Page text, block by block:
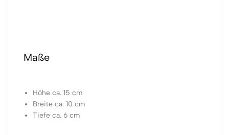
Maße
Höhe ca. 15 cm
Breite ca. 10 cm
Tiefe ca. 6 cm